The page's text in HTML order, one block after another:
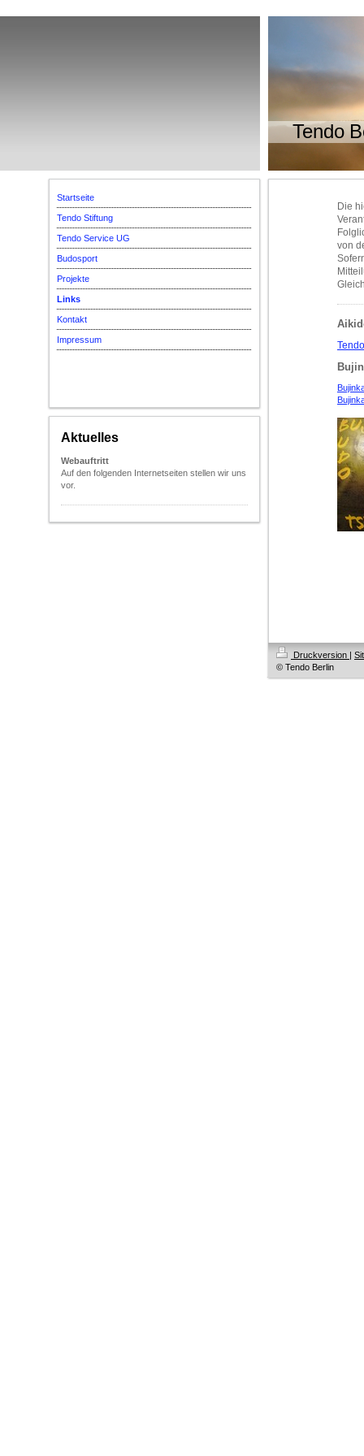
Tendo
Startseite
Tendo Stiftung
Tendo Service UG
Budosport
Projekte
Links
Kontakt
Impressum
Aktuelles
Webauftritt
Auf den folgenden Internetseiten stellen wir uns
vor.
Die
von
Druckversion |
© Tendo Berlin